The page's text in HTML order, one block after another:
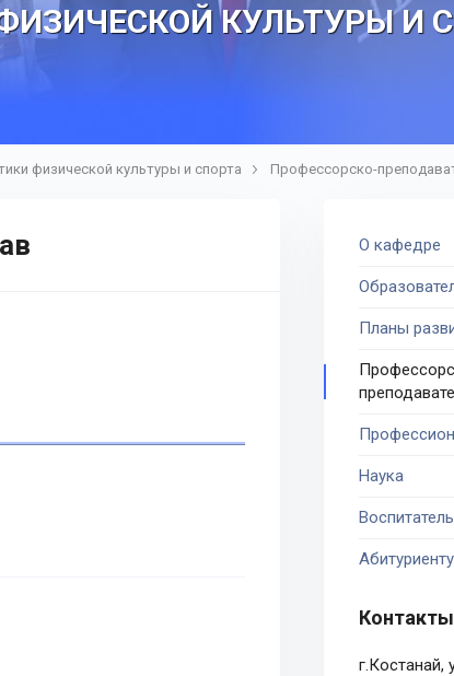
КУЛЬТУРЫ И
физической культуры и спорта Профессорско-
О кафедре
Планы
Наука
Абитуриенту
Контакты
г.Костанай,